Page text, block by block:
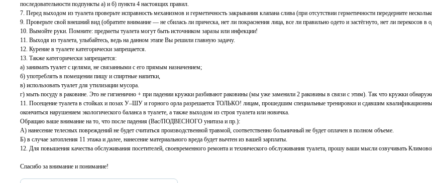
последовательности подпункты а) и б) пункта 4 настоящих правил.
7. Перед выходом из туалета проверьте исправность механизмов и герметичность закрывания клапана слива (при отсутствии герметичности передерните
9. Проверьте свой внешний вид (обратите внимание — не сбилась ли прическа, нет ли покраснения лица, все ли правильно одето и застёгнуто, нет ли перекосов в
10. Вымойте руки. Помните: предметы туалета могут быть источником заразы или инфекции!
11. Выходя из туалета, улыбайтесь, ведь на данном этапе Вы решили главную задачу.
12. Курение в туалете категорически запрещается.
13. Также категорически запрещается:
а) занимать туалет с целями, не связанными с его прямым назначением;
б) употреблять в помещении пищу и спиртные напитки,
в) использовать туалет для утилизации мусора.
г) мыть посуду в раковине. Это не гигиенично + при падении кружки разбивают раковины (мы уже заменили 2 раковины в связи с этим). Так что кружки
11. Посещение туалета в стойках и позах У–ШУ и горного орла разрешается ТОЛЬКО! лицам, прошедшим специальные тренировки и сдавшим
окончиться нарушением экологического баланса в туалете, а также выходом из строя туалета или новичка.
Обращаю ваше внимание на то, что после падения (Вас/ПОДВЕСНОГО унитаза и пр.):
А) нанесение телесных повреждений не будет считаться производственной травмой, соответственно больничный не будет оплачен в полном объеме.
Б) в случае затопления 11 этажа и далее, нанесение материального вреда будет вычтен из вашей зарплаты.
12. Для повышения качества обслуживания посетителей, своевременного ремонта и технического обслуживания туалета, прошу ваши мысли озвучивать
Спасибо за внимание и понимание!